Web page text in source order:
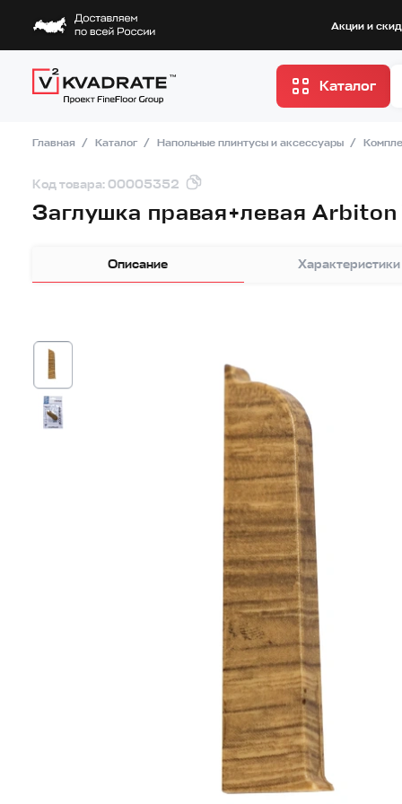
Акции и
Каталог
Главная Каталог Напольные плинтусы и аксессуары
Код товара: 00005352
Заглушка правая+левая
Описание Характеристики